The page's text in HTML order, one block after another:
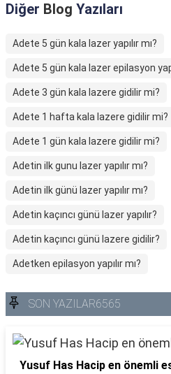
Diğer Blog Yazıları
Adete 5 gün kala lazer yapılır mı?
Adete 5 gün kala lazer epilasyon
Adete 3 gün kala lazere gidilir mi?
Adete 1 hafta kala lazere gidilir mi?
Adete 1 gün kala lazere gidilir mi?
Adetin ilk gunu lazer yapılır mı?
Adetin ilk günü lazer yapılır mı?
Adetin kaçıncı günü lazer yapılır?
Adetin kaçıncı günü lazere gidilir?
Adetken epilasyon yapılır mı?
SON YAZILAR6565
Yusuf Has Hacip en önemli